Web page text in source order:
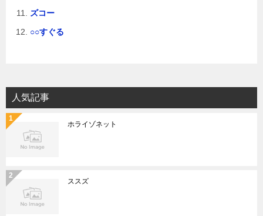
ズコー
○○すぐる
人気記事
ホライゾネット
ススズ